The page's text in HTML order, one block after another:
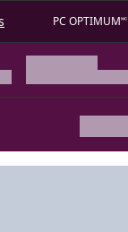
PC OPTIMUM🅪